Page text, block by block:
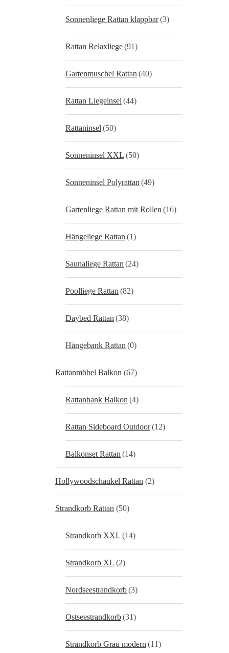
Sonnenliege Rattan klappbar(3)
Rattan Relaxliege(91)
Gartenmuschel Rattan (40)
Rattan Liegeinsel (44)
Rattaninsel (50)
Sonneninsel XXL (50)
Sonneninsel Polyrattan (49)
Gartenliege Rattan mit Rollen (16)
Hängeliege Rattan (1)
Saunaliege Rattan (24)
Poolliege Rattan (82)
Daybed Rattan (38)
Hängebank Rattan (0)
Rattanmöbel Balkon (67)
Rattanbank Balkon (4)
Rattan Sideboard Outdoor(12)
Balkonset Rattan (14)
Hollywoodschaukel Rattan (2)
Strandkorb Rattan (50)
Strandkorb XXL (14)
Strandkorb XL (2)
Nordseestrandkorb(3)
Ostseestrandkorb(31)
Strandkorb Grau modern (11)